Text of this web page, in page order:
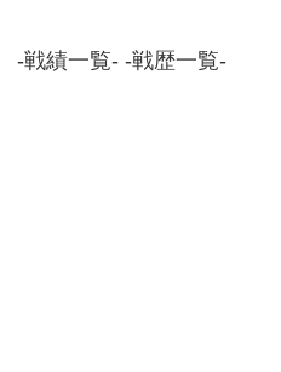
-戦績一覧- -戦歴一覧-